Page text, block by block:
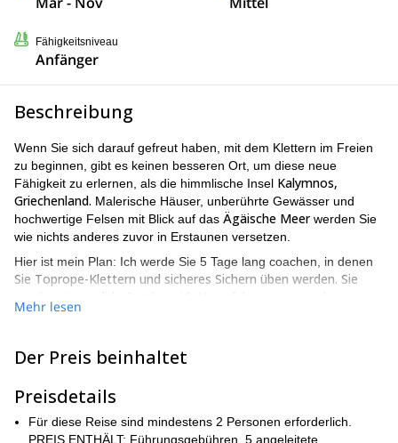
Fähigkeitsniveau
Anfänger
Beschreibung
Wenn Sie sich darauf gefreut haben, mit dem Klettern im Freien
zu beginnen, gibt es keinen besseren Ort, um diese neue
Fähigkeit zu erlernen, als die himmlische Insel Kalymnos,
Griechenland. Malerische Häuser, unberührte Gewässer und
hochwertige Felsen mit Blick auf das Ägäische Meerwerden Sie
wie nichts anderes zuvor in Erstaunen versetzen.
Hier ist mein Plan: Ich werde Sie 5 Tage lang coachen, in denen
Sie Toprope-Klettern und sicheres Sichern üben werden. Sie
grundlegende Sicherheitsfähigkeiten erlernen und das Vertrauen
Träume zu erreichen! Wir werden die folgenden Themen
abdecken:
Eine solide und authentische Outdoor-Klettererfahrung
Mehr lesen
Der Preis beinhaltet
Preisdetails
Für diese Reise sind mindestens 2 Personen erforderlich.
PREIS ENTHÄLT: Führungsgebühren, 5 angeleitete